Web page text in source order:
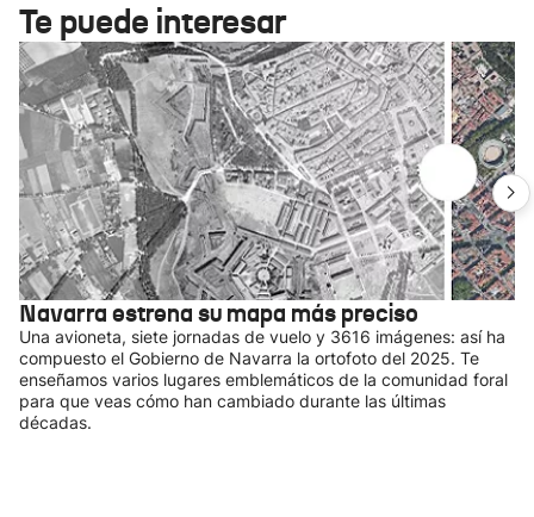
Te puede interesar
Navarra estrena su mapa más preciso
Una avioneta, siete jornadas de vuelo y 3616 imágenes: así ha
compuesto el Gobierno de Navarra la ortofoto del 2025. Te
enseñamos varios lugares emblemáticos de la comunidad foral
para que veas cómo han cambiado durante las últimas
décadas.